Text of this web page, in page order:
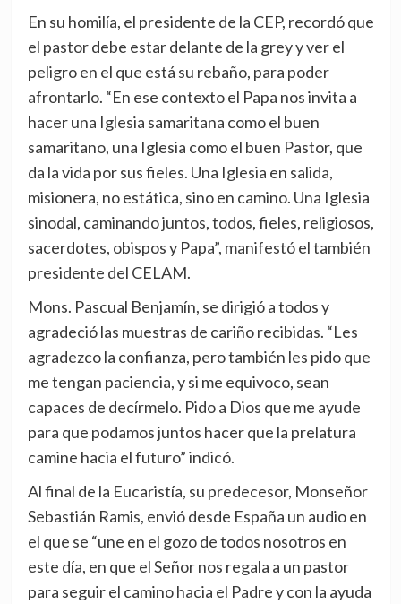
En su homilía, el presidente de la CEP, recordó que
el pastor debe estar delante de la grey y ver el
peligro en el que está su rebaño, para poder
afrontarlo. “En ese contexto el Papa nos invita a
hacer una Iglesia samaritana como el buen
samaritano, una Iglesia como el buen Pastor, que
da la vida por sus fieles. Una Iglesia en salida,
misionera, no estática, sino en camino. Una Iglesia
sinodal, caminando juntos, todos, fieles, religiosos,
sacerdotes, obispos y Papa”, manifestó el también
presidente del CELAM.
Mons. Pascual Benjamín, se dirigió a todos y
agradeció las muestras de cariño recibidas. “Les
agradezco la confianza, pero también les pido que
me tengan paciencia, y si me equivoco, sean
capaces de decírmelo. Pido a Dios que me ayude
para que podamos juntos hacer que la prelatura
camine hacia el futuro” indicó.
Al final de la Eucaristía, su predecesor, Monseñor
Sebastián Ramis, envió desde España un audio en
el que se “une en el gozo de todos nosotros en
este día, en que el Señor nos regala a un pastor
para seguir el camino hacia el Padre y con la ayuda